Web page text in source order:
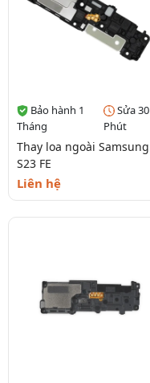
Bảo hành 1
Tháng
Sửa 30
Phút
Thay loa ngoài Samsung
S23 FE
Liên hệ